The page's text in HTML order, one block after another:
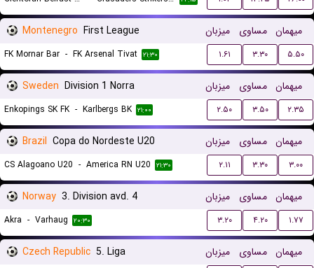
Montenegro First League میزبان مساوی میهمان
FK Mornar Bar - FK Arsenal Tivat ۲۱:۳۰ ۱.۶۱ ۳.۳۰ ۵.۵۰
Sweden Division 1 Norra میزبان مساوی میهمان
Enkopings SK FK - Karlbergs BK ۲۱:۰۰ ۲.۵۰ ۳.۵۰ ۲.۳۵
Brazil Copa do Nordeste U20 میزبان مساوی میهمان
CS Alagoano U20 - America RN U20 ۲۱:۳۰ ۲.۱۱ ۳.۳۰ ۳.۰۰
Norway 3. Division avd. 4 میزبان مساوی میهمان
Akra - Varhaug ۲۰:۳۰ ۳.۲۰ ۴.۲۰ ۱.۷۷
Czech Republic 5. Liga میزبان مساوی میهمان